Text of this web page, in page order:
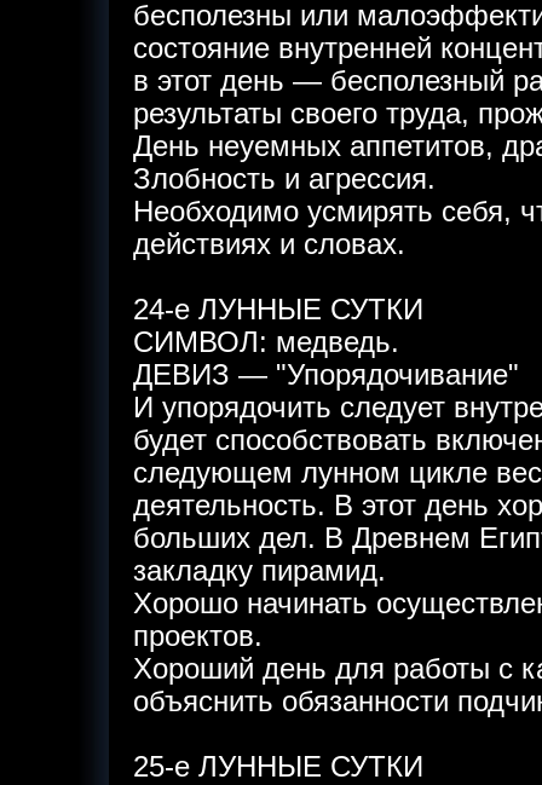
бесполезны или
состояние внутренней
в этот день — бесполезный
результаты своего труда,
День неуемных аппетитов,
Злобность и агрессия.
Необходимо усмирять себя,
действиях и словах.
24-е ЛУННЫЕ СУТКИ
СИМВОЛ: медведь.
ДЕВИЗ — "Упорядочивание"
И упорядочить следует
будет способствовать
следующем лунном цикле
деятельность. В этот день
больших дел. В Древнем
закладку пирамид.
Хорошо начинать
проектов.
Хороший день для работы с
объяснить обязанности
25-е ЛУННЫЕ СУТКИ